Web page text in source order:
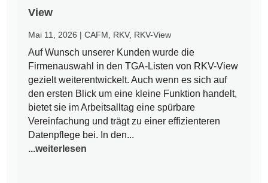
View
Mai 11, 2026 |CAFM RKV, RKV-View
Auf Wunsch unserer Kunden wurde die
Firmenauswahl in den TGA-Listen von RKV-View
gezielt weiterentwickelt. Auch wenn es sich auf
den ersten Blick um eine kleine Funktion handelt,
bietet sie im Arbeitsalltag eine spürbare
Vereinfachung und trägt zu einer effizienteren
Datenpflege bei. In den...
...weiterlesen